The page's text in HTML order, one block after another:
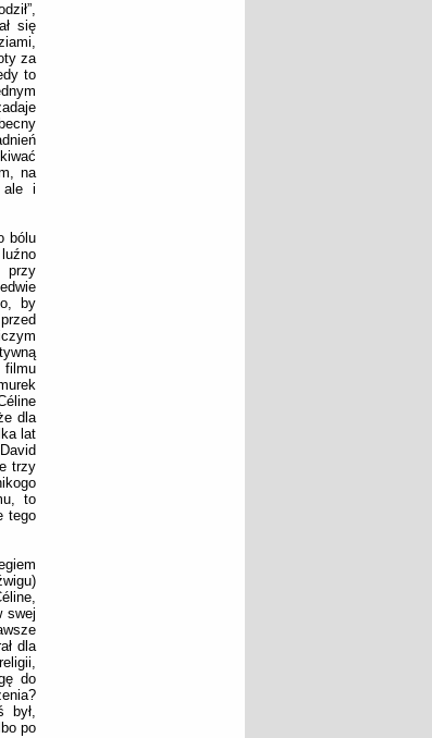
się
za
to
na
ale i
bólu
przy
by
filmu
dla
lat
trzy
to
tego
swej
dla
do
był,
po